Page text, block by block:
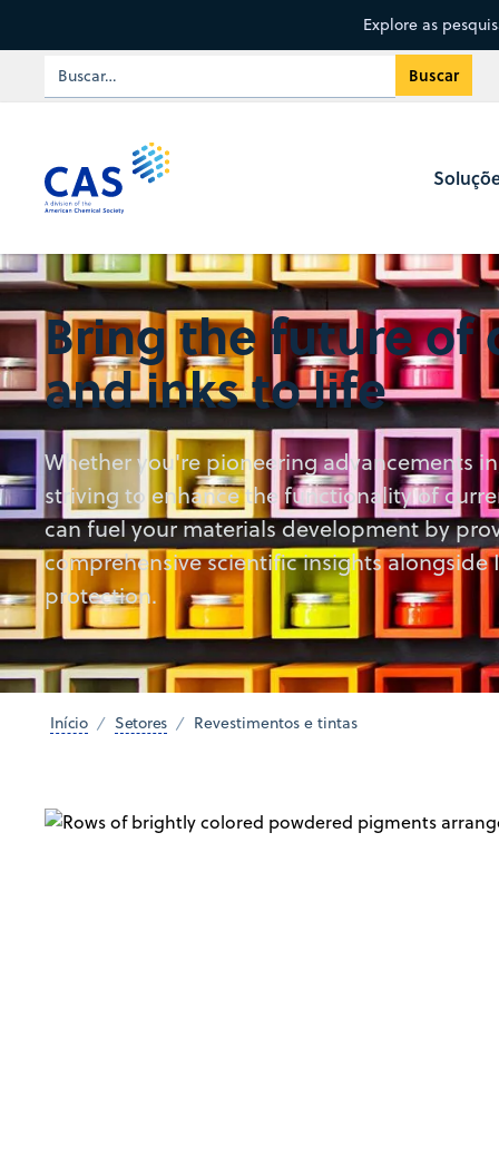
Explore as
Bring the future of
and inks to life
Whether you're pioneering advancements
striving to enhance the functionality of
can fuel your materials development by
comprehensive scientific insights alongside
protection.
Início Setores Revestimentos e tintas